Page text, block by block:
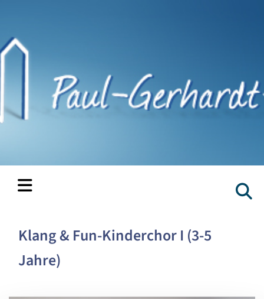
Klang & Fun-Kinderchor I (3-5
Jahre)